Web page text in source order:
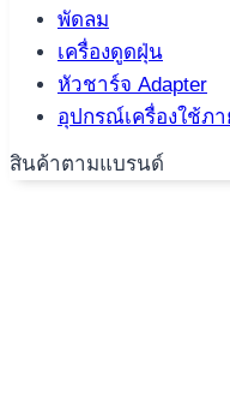
พัดลม
เครื่องดูดฝุ่น
หัวชาร์จ Adapter
อุปกรณ์เครื่องใช้ภ
สินค้าตามแบรนด์